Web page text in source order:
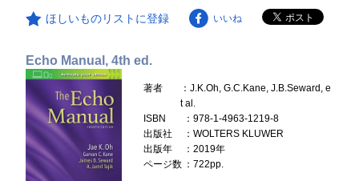
ほしいものリストに登録 いいね
Echo Manual, 4th ed.
著者
：J.K.Oh, G.C.Kane, J.B.Seward, e
t al.
ISBN
：978-1-4963-1219-8
出版社
：WOLTERS KLUWER
出版年
：2019年
ページ数 ：722pp.